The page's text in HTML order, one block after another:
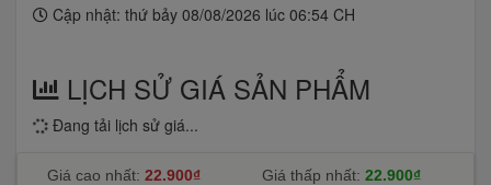
Cập nhật: thứ bảy 08/08/2026 lúc 06:54 CH
LỊCH SỬ GIÁ SẢN PHẨM
Đang tải lịch sử giá...
Giá cao nhất: 22.900₫ Giá thấp nhất: 22.900₫